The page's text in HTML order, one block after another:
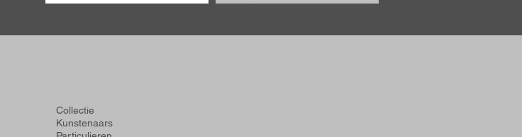
Voet
Collectie
Kunstenaars